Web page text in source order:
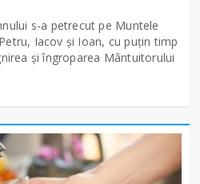
s-a petrecut pe Muntele
Iacov și Ioan, cu puțin timp
și îngroparea Mântuitorului